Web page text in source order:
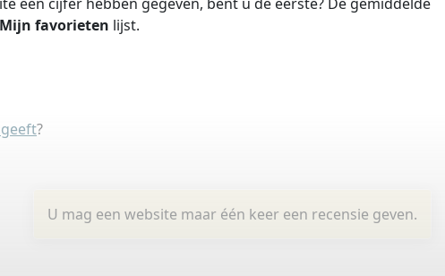
Mijn favorieten lijst.
?
U mag een website maar één keer een recensie geven.